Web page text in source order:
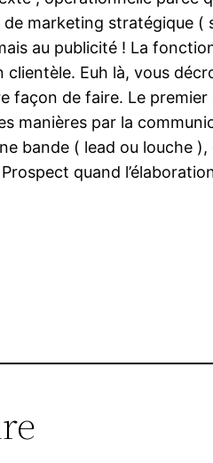
marketing stratégique
au publicité ! La
Euh là, vous
façon de faire. Le
manières par la
bande ( lead ou louche
quand